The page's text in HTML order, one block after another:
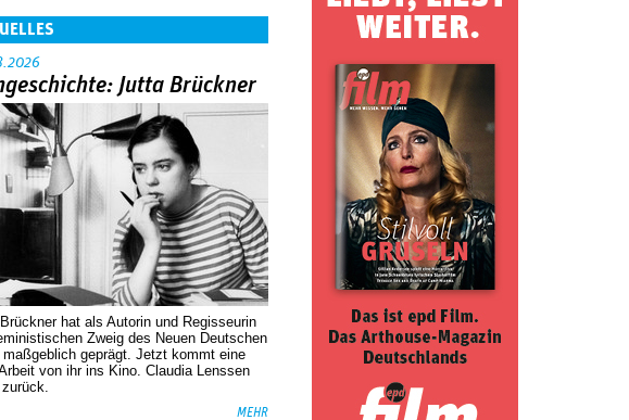
Jutta Brückner
hat als Autorin und Regisseurin
Zweig des Neuen Deutschen
maßgeblich geprägt. Jetzt kommt eine
von ihr ins Kino. Claudia Lenssen
MEHR